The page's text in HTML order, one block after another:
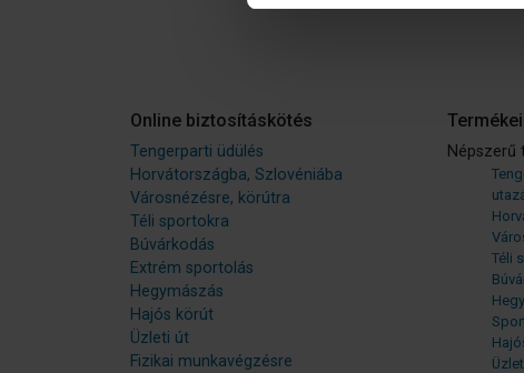
Online biztosításkötés
Tengerparti üdülés
Horvátországba, Szlovéniába
Városnézésre, körútra
Téli sportokra
Búvárkodás
Extrém sportolás
Hegymászás
Hajós körút
Üzleti út
Fizikai munkavégzésre
Népszerű
Téli